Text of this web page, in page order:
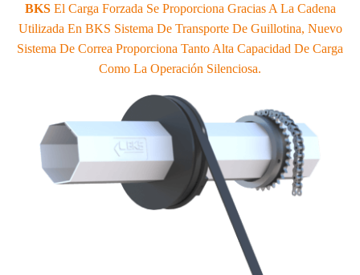
BKS El Carga Forzada Se Proporciona Gracias A La Cadena
Utilizada En BKS Sistema De Transporte De Guillotina, Nuevo
Sistema De Correa Proporciona Tanto Alta Capacidad De Carga
Como La Operación Silenciosa.